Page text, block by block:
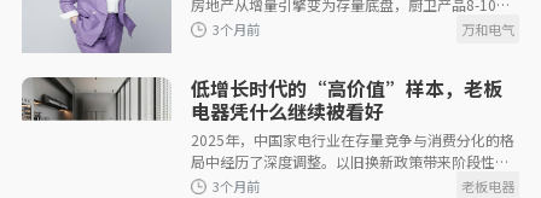
2个月前
房地产从增量引擎变为存量底盘，厨卫产品8-10年
的换新周期决定了需求弹性天然偏弱，而铜、钢等
低增长时代的“高价值”样本，老板
电器凭什么继续被看好
2025年，中国家电行业在存量竞争与消费分化的格
局中经历了深度调整。以旧换新政策带来阶段性需
求释放，但行业整体增长乏力的现实贯穿全年。厨